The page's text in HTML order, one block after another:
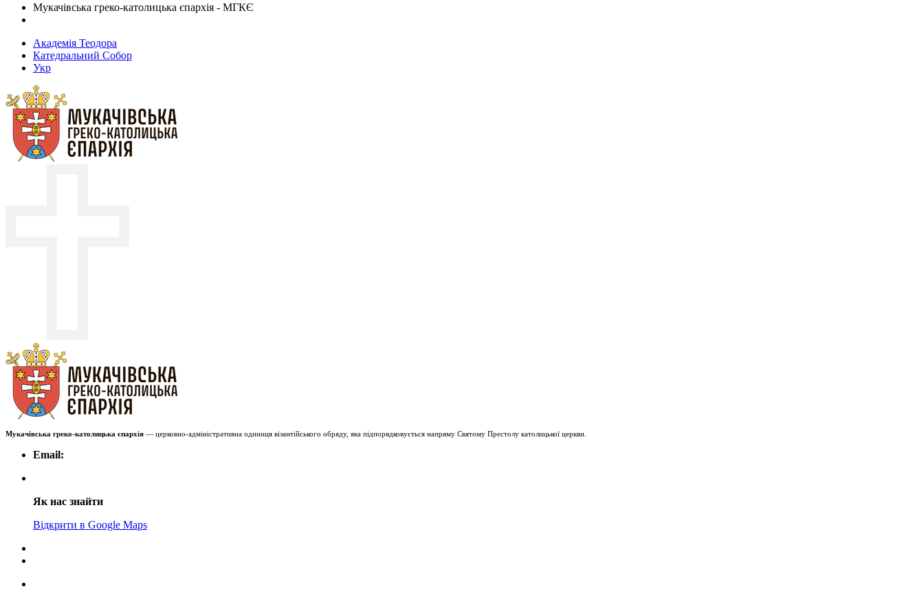
Мукачівська греко-католицька єпархія - МГКЄ
Академія Теодора
Катедральний Собор
Укр
Мукачівська греко-католицька єпархія — церковно-адміністративна одиниця візантійського обряду, яка підпорядковується напряму Святому Престолу католицької церкви.
Email:
Як нас знайти
Відкрити в Google Maps